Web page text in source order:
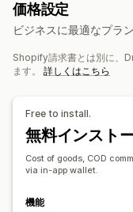
インテリア・園芸品
アート・クラフト エン
おもちゃ・ゲーム
ベ
ビジネス・事務用品
インド
価格設定
ビジネスに最適なプラ
Shopify請求書とは別に、
ます。 詳しくはこちら
Free to install.
無料インスト
Cost of goods, COD
via in-app wallet.
機能